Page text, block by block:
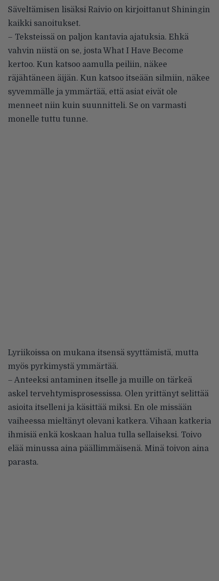
Säveltämisen lisäksi Raivio on kirjoittanut Shiningin
kaikki sanoitukset.
– Teksteissä on paljon kantavia ajatuksia. Ehkä
vahvin niistä on se, josta What I Have Become
kertoo. Kun katsoo aamulla peiliin, näkee
räjähtäneen äijän. Kun katsoo itseään silmiin, näkee
syvemmälle ja ymmärtää, että asiat eivät ole
menneet niin kuin suunnitteli. Se on varmasti
monelle tuttu tunne.
Lyriikoissa on mukana itsensä syyttämistä, mutta
myös pyrkimystä ymmärtää.
– Anteeksi antaminen itselle ja muille on tärkeä
askel tervehtymisprosessissa. Olen yrittänyt selittää
asioita itselleni ja käsittää miksi. En ole missään
vaiheessa mieltänyt olevani katkera. Vihaan katkeria
ihmisiä enkä koskaan halua tulla sellaiseksi. Toivo
elää minussa aina päällimmäisenä. Minä toivon aina
parasta.